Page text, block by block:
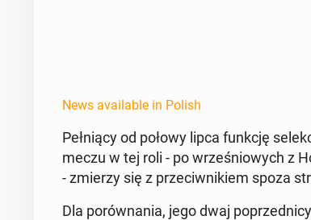
News available in Polish
Pełnią­cy od połowy lipca funkcję
meczu w tej roli - po wrześniowych z
- zmierzy się z prze­ci­wnikiem spoza
Dla porów­na­nia, jego dwaj